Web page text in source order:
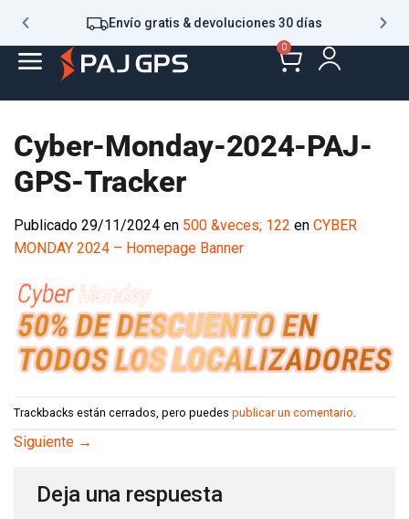
Envío gratis & devoluciones 30 días
0
Cyber-Monday-2024-PAJ-
GPS-Tracker
Publicado 29/11/2024 en 500 &veces; 122 en CYBER
MONDAY 2024 – Homepage Banner
Trackbacks están cerrados, pero puedes publicar un comentario
Siguiente →
Deja una respuesta